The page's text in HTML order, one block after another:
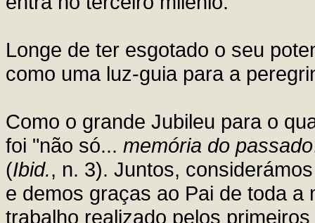
Longe de ter esgotado o seu
como uma luz-guia para a
Como o grande Jubileu para o
foi "não só... memória do passado
(Ibid., n. 3). Juntos,
e demos graças ao Pai de toda
trabalho realizado pelos